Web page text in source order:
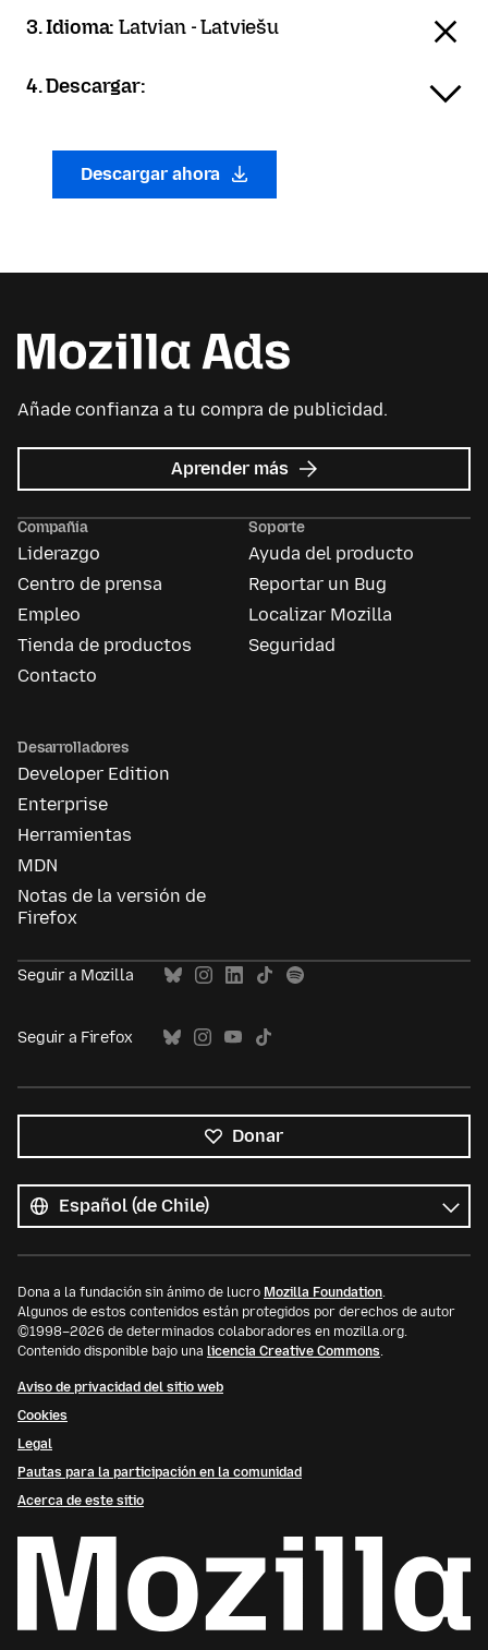
3. Idioma:Latvian - Latviešu
4. Descargar:
Descargar ahora
Añade confianza a tu compra de publicidad.
Aprender más acerca
de
Ads
Compañía
Liderazgo
Centro de prensa
Empleo
Tienda de productos
Contacto
Soporte
Ayuda del producto
Reportar un Bug
Localizar Mozilla
Seguridad
Desarrolladores
Developer Edition
Enterprise
Herramientas
MDN
Notas de la versión de
Firefox
Seguir a Mozilla
Seguir a Firefox
Donar
los
idiomas
Idioma
Dona a la fundación sin ánimo de lucro Mozilla Foundation.
Algunos de estos contenidos están protegidos por derechos de autor
©1998–2026 de determinados colaboradores en mozilla.org.
Contenido disponible bajo una licencia Creative Commons.
Aviso de privacidad del sitio web
Cookies
Legal
Pautas para la participación en la comunidad
Acerca de este sitio